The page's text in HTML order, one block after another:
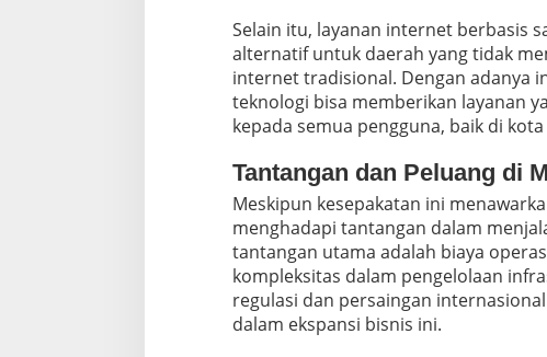
S
a
e
l
i
Selain itu, layanan internet berbasis
alternatif untuk daerah yang tidak
internet tradisional. Dengan adanya
teknologi bisa memberikan layanan
kepada semua pengguna, baik di
Tantangan dan Peluang di
Meskipun kesepakatan ini
menghadapi tantangan dalam
tantangan utama adalah biaya
kompleksitas dalam pengelolaan
regulasi dan persaingan
dalam ekspansi bisnis ini.